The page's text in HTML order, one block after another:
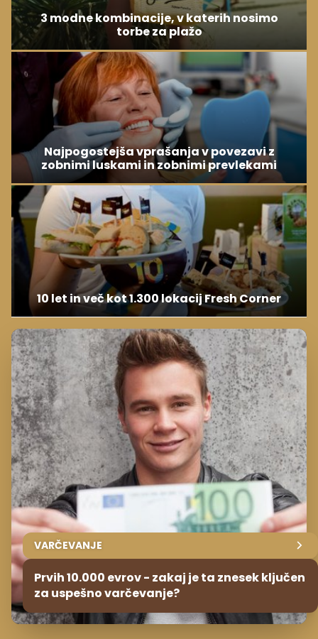
3 modne kombinacije, v katerih nosimo
torbe za plažo
Najpogostejša vprašanja v povezavi z
zobnimi luskami in zobnimi prevlekami
10 let in več kot 1.300 lokacij Fresh Corner
VARČEVANJE
Prvih 10.000 evrov - zakaj je ta znesek ključen
za uspešno varčevanje?